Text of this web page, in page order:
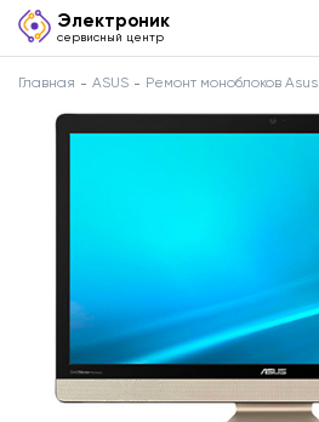
Электроник
сервисный центр
Главная ASUS Ремонт моноблоков Asus